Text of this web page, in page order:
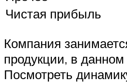
Чистая прибыль
Компания
продукции, в
Посмотреть